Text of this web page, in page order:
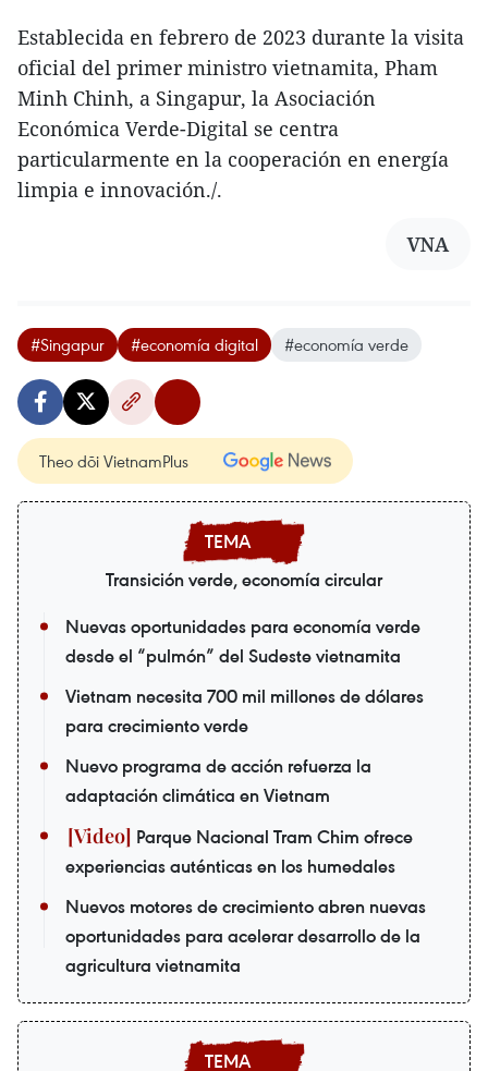
Establecida en febrero de 2023 durante la visita
oficial del primer ministro vietnamita, Pham
Minh Chinh, a Singapur, la Asociación
Económica Verde-Digital se centra
particularmente en la cooperación en energía
limpia e innovación./.
VNA
#Singapur #economía digital #economía verde
Theo dõi VietnamPlus
Transición verde, economía circular
Nuevas oportunidades para economía verde
desde el “pulmón” del Sudeste vietnamita
Vietnam necesita 700 mil millones de dólares
para crecimiento verde
Nuevo programa de acción refuerza la
adaptación climática en Vietnam
Parque Nacional Tram Chim ofrece
experiencias auténticas en los humedales
Nuevos motores de crecimiento abren nuevas
oportunidades para acelerar desarrollo de la
agricultura vietnamita